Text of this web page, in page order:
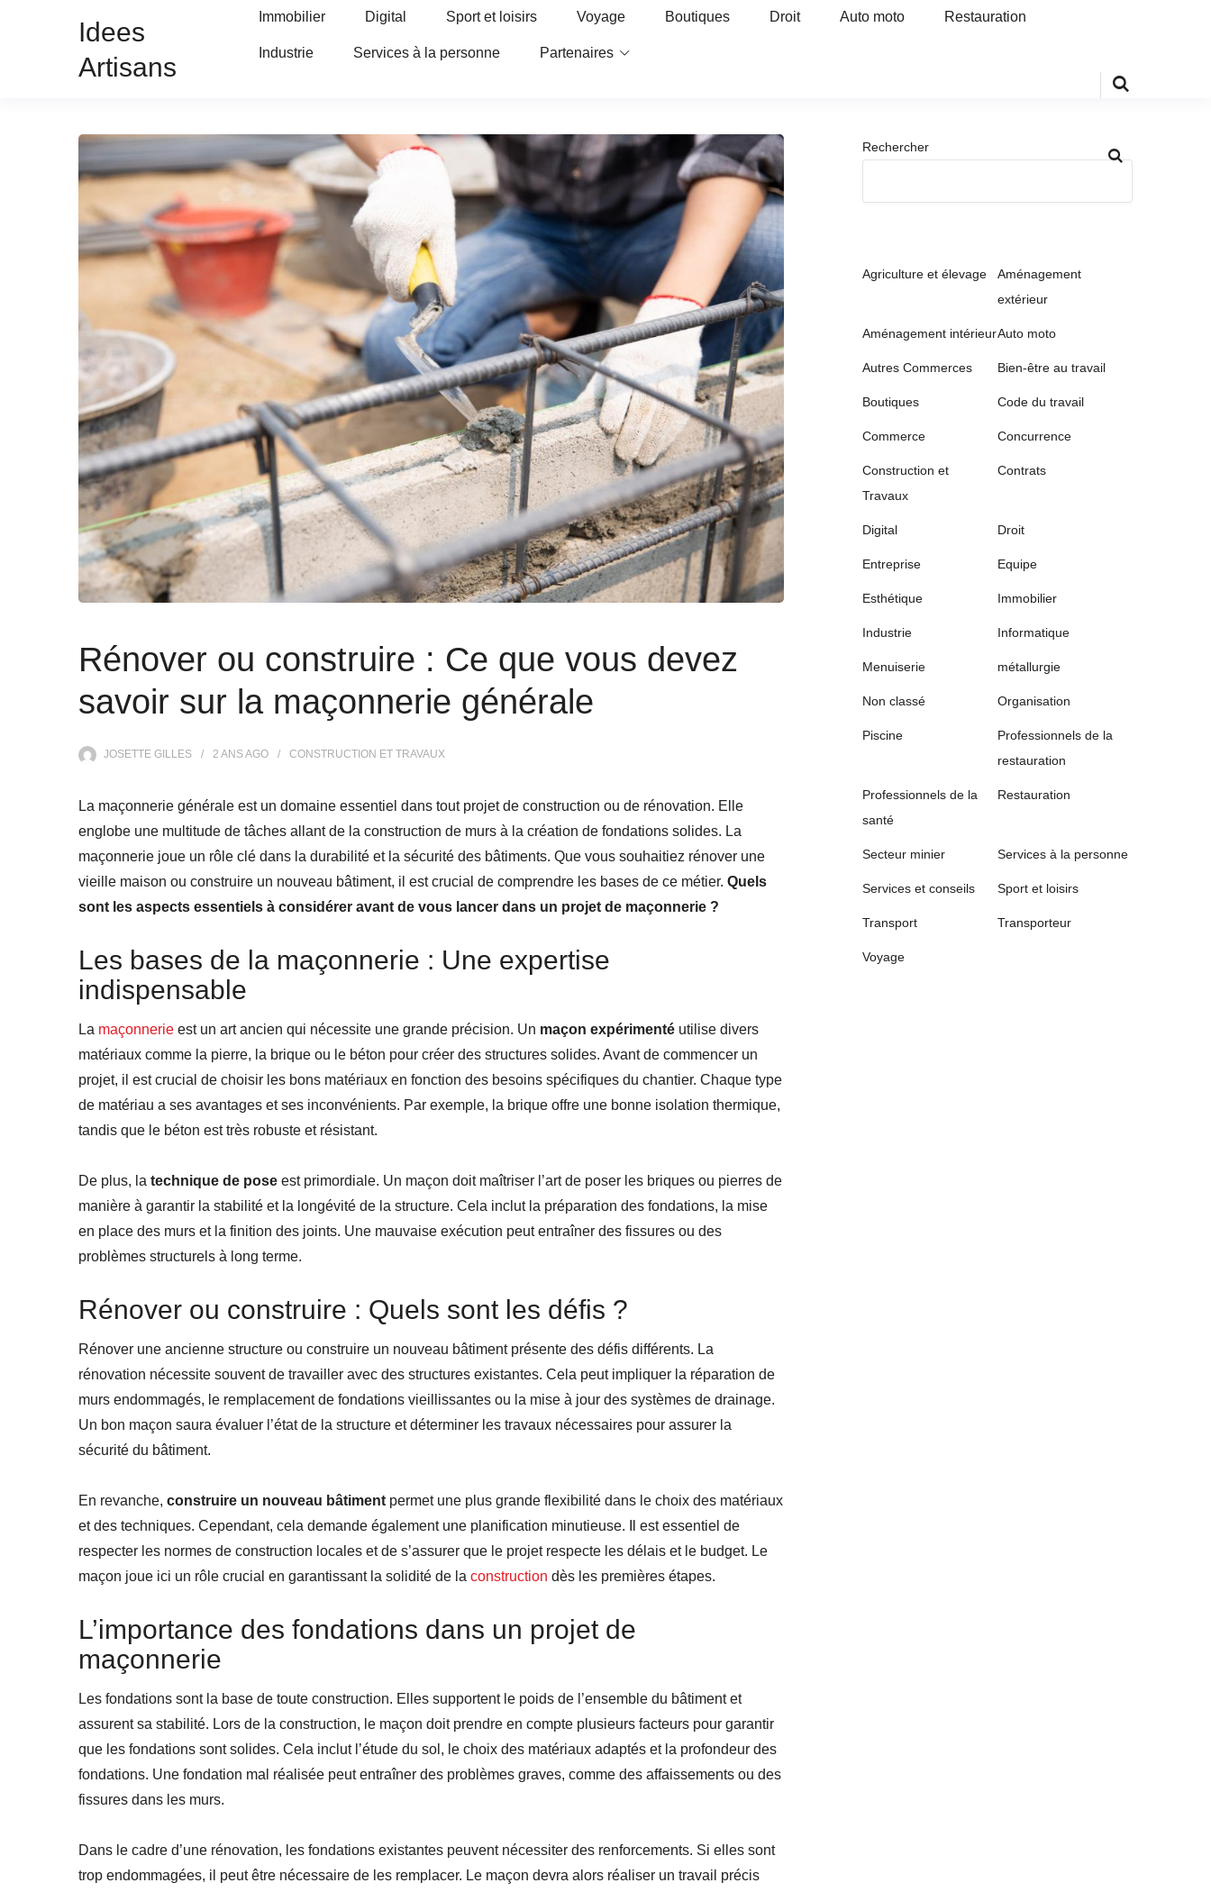
Idees
Artisans
Immobilier Digital Sport et loisirs Voyage Boutiques Droit Auto moto Restauration
Industrie Services à la personne Partenaires
Rénover ou construire : Ce que vous devez
savoir sur la maçonnerie générale
JOSETTE GILLES 2 ANSAGO CONSTRUCTION ET TRAVAUX
La maçonnerie générale est un domaine essentiel dans tout projet de construction ou de rénovation. Elle
englobe une multitude de tâches allant de la construction de murs à la création de fondations solides. La
maçonnerie joue un rôle clé dans la durabilité et la sécurité des bâtiments. Que vous souhaitiez rénover une
vieille maison ou construire un nouveau bâtiment, il est crucial de comprendre les bases de ce métier. Quels
sont les aspects essentiels à considérer avant de vous lancer dans un projet de maçonnerie ?
Les bases de la maçonnerie : Une expertise
indispensable
La maçonnerie est un art ancien qui nécessite une grande précision. Un maçon expérimenté utilise divers
matériaux comme la pierre, la brique ou le béton pour créer des structures solides. Avant de commencer un
projet, il est crucial de choisir les bons matériaux en fonction des besoins spécifiques du chantier. Chaque type
de matériau a ses avantages et ses inconvénients. Par exemple, la brique offre une bonne isolation thermique,
tandis que le béton est très robuste et résistant.
De plus, la technique de pose est primordiale. Un maçon doit maîtriser l’art de poser les briques ou pierres de
manière à garantir la stabilité et la longévité de la structure. Cela inclut la préparation des fondations, la mise
en place des murs et la finition des joints. Une mauvaise exécution peut entraîner des fissures ou des
problèmes structurels à long terme.
Rénover ou construire : Quels sont les défis ?
Rénover une ancienne structure ou construire un nouveau bâtiment présente des défis différents. La
rénovation nécessite souvent de travailler avec des structures existantes. Cela peut impliquer la réparation de
murs endommagés, le remplacement de fondations vieillissantes ou la mise à jour des systèmes de drainage.
Un bon maçon saura évaluer l’état de la structure et déterminer les travaux nécessaires pour assurer la
sécurité du bâtiment.
En revanche, construire un nouveau bâtiment permet une plus grande flexibilité dans le choix des matériaux
et des techniques. Cependant, cela demande également une planification minutieuse. Il est essentiel de
respecter les normes de construction locales et de s’assurer que le projet respecte les délais et le budget. Le
maçon joue ici un rôle crucial en garantissant la solidité de la construction dès les premières étapes.
L’importance des fondations dans un projet de
maçonnerie
Les fondations sont la base de toute construction. Elles supportent le poids de l’ensemble du bâtiment et
assurent sa stabilité. Lors de la construction, le maçon doit prendre en compte plusieurs facteurs pour garantir
que les fondations sont solides. Cela inclut l’étude du sol, le choix des matériaux adaptés et la profondeur des
fondations. Une fondation mal réalisée peut entraîner des problèmes graves, comme des affaissements ou des
fissures dans les murs.
Dans le cadre d’une rénovation, les fondations existantes peuvent nécessiter des renforcements. Si elles sont
trop endommagées, il peut être nécessaire de les remplacer. Le maçon devra alors réaliser un travail précis
Rechercher
Agriculture et élevage
Aménagement
extérieur
Aménagement intérieurAuto moto
Autres Commerces Bien-être au travail
Boutiques Code du travail
Commerce Concurrence
Construction et
Travaux
Contrats
Digital Droit
Entreprise Equipe
Esthétique Immobilier
Industrie Informatique
Menuiserie métallurgie
Non classé Organisation
Piscine
Professionnels de la
restauration
Professionnels de la
santé
Restauration
Secteur minier Services à la personne
Services et conseils Sport et loisirs
Transport Transporteur
Voyage